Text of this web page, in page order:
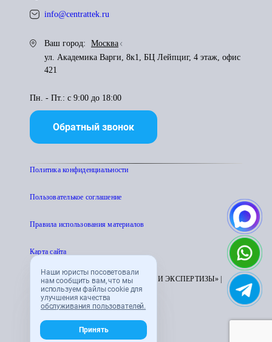
Наши юристы посоветовали
нам сообщить вам, что мы
используем файлы cookie для
улучшения качества
обслуживания пользователей.
Принять
info@centrattek.ru
Ваш город:
Москва
ул. Академика Варги, 8к1, БЦ Лейпциг, 4 этаж, офис
421
Пн. - Пт.: с 9:00 до 18:00
Обратный звонок
Политика конфиденциальности
Пользователькое соглашение
Правила использования материалов
Карта сайта
© 1995 - 2026 «ЦЕНТР АТТЕСТАЦИИ И ЭКСПЕРТИЗЫ» |
CENTRATTEK.RU